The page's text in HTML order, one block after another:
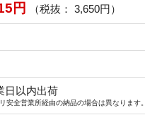
円 （税抜： 3,650円）
日以内出荷
安全営業所経由の納品の場合は異なります。